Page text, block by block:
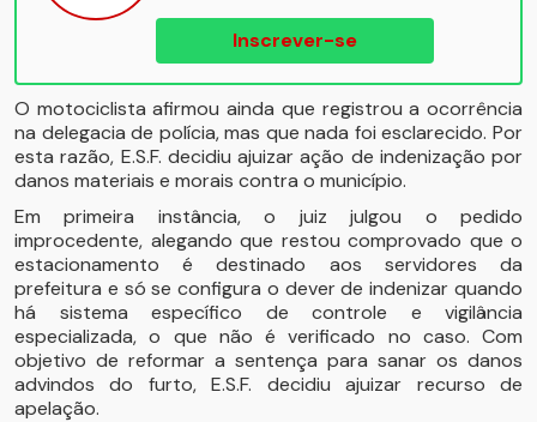
Inscrever-se
O motociclista afirmou ainda que registrou a ocorrência
na delegacia de polícia, mas que nada foi esclarecido. Por
esta razão, E.S.F. decidiu ajuizar ação de indenização por
danos materiais e morais contra o município.
Em primeira instância, o juiz julgou o pedido
improcedente, alegando que restou comprovado que o
estacionamento é destinado aos servidores da
prefeitura e só se configura o dever de indenizar quando
há sistema específico de controle e vigilância
especializada, o que não é verificado no caso. Com
objetivo de reformar a sentença para sanar os danos
advindos do furto, E.S.F. decidiu ajuizar recurso de
apelação.